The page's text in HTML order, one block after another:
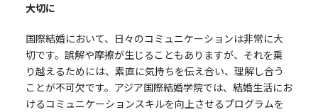
大切に
国際結婚において、日々のコミュニケーションは非常に大
切です。誤解や摩擦が生じることもありますが、それを乗
り越えるためには、素直に気持ちを伝え合い、理解し合う
ことが不可欠です。アジア国際結婚学院では、結婚生活にお
けるコミュニケーションスキルを向上させるプログラムを